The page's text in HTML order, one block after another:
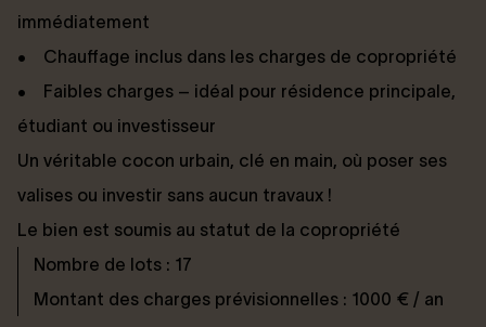
immédiatement
• Chauffage inclus dans les charges de copropriété
• Faibles charges – idéal pour résidence principale,
étudiant ou investisseur
Un véritable cocon urbain, clé en main, où poser ses
valises ou investir sans aucun travaux !
Le bien est soumis au statut de la copropriété
Nombre de lots : 17
Montant des charges prévisionnelles : 1000 € / an